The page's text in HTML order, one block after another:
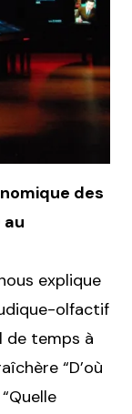
des
explique
olfactif
de temps à
“D’où